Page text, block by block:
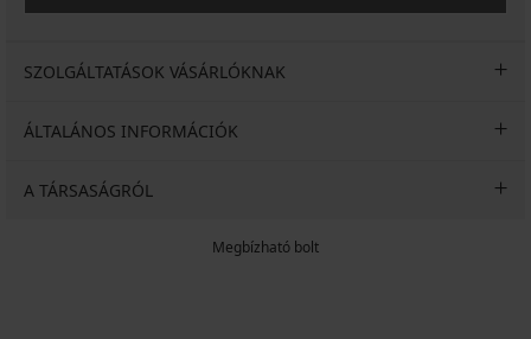
SZOLGÁLTATÁSOK VÁSÁRLÓKNAK
ÁLTALÁNOS INFORMÁCIÓK
A TÁRSASÁGRÓL
Megbízható bolt